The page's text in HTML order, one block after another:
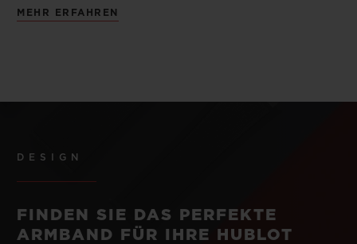
MEHR ERFAHREN
DESIGN
FINDEN SIE DAS PERFEKTE
ARMBAND FÜR IHRE HUBLOT